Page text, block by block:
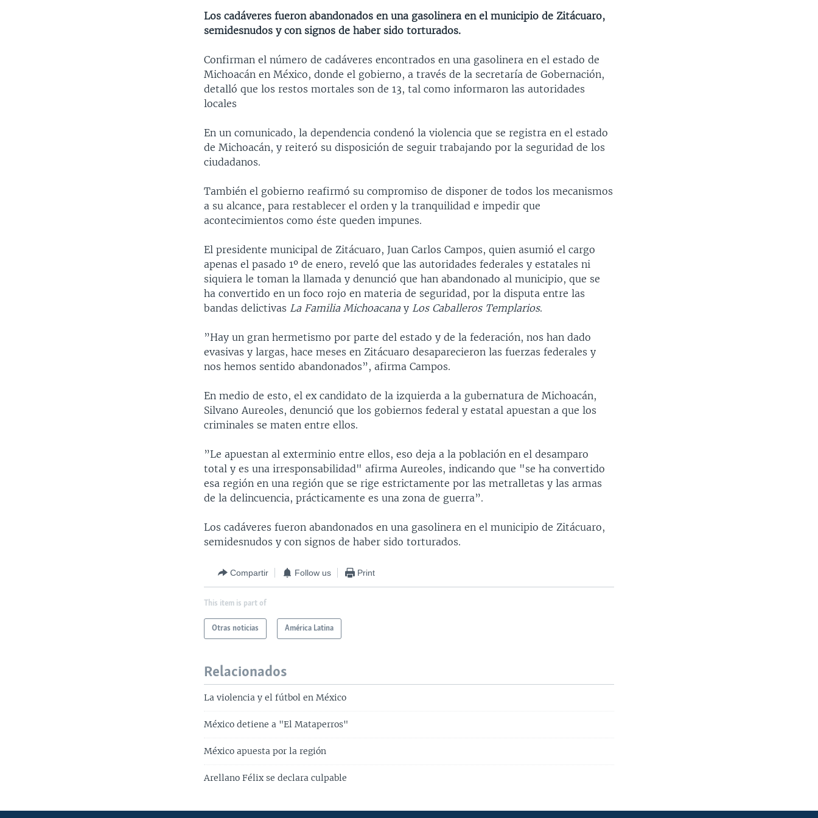
Los cadáveres fueron abandonados en una gasolinera en el municipio de Zitácuaro,
semidesnudos y con signos de haber sido torturados.
Confirman el número de cadáveres encontrados en una gasolinera en el estado de
Michoacán en México, donde el gobierno, a través de la secretaría de Gobernación,
detalló que los restos mortales son de 13, tal como informaron las autoridades
locales
En un comunicado, la dependencia condenó la violencia que se registra en el estado
de Michoacán, y reiteró su disposición de seguir trabajando por la seguridad de los
ciudadanos.
También el gobierno reafirmó su compromiso de disponer de todos los mecanismos
a su alcance, para restablecer el orden y la tranquilidad e impedir que
acontecimientos como éste queden impunes.
El presidente municipal de Zitácuaro, Juan Carlos Campos, quien asumió el cargo
apenas el pasado 1º de enero, reveló que las autoridades federales y estatales ni
siquiera le toman la llamada y denunció que han abandonado al municipio, que se
ha convertido en un foco rojo en materia de seguridad, por la disputa entre las
bandas delictivas La Familia Michoacanay Los Caballeros Templarios.
”Hay un gran hermetismo por parte del estado y de la federación, nos han dado
evasivas y largas, hace meses en Zitácuaro desaparecieron las fuerzas federales y
nos hemos sentido abandonados”, afirma Campos.
En medio de esto, el ex candidato de la izquierda a la gubernatura de Michoacán,
Silvano Aureoles, denunció que los gobiernos federal y estatal apuestan a que los
criminales se maten entre ellos.
”Le apuestan al exterminio entre ellos, eso deja a la población en el desamparo
total y es una irresponsabilidad" afirma Aureoles, indicando que "se ha convertido
esa región en una región que se rige estrictamente por las metralletas y las armas
de la delincuencia, prácticamente es una zona de guerra”.
Los cadáveres fueron abandonados en una gasolinera en el municipio de Zitácuaro,
semidesnudos y con signos de haber sido torturados.
Compartir Follow us Print
This item is part of
Otras noticias América Latina
Relacionados
La violencia y el fútbol en México
México detiene a "El Mataperros"
México apuesta por la región
Arellano Félix se declara culpable